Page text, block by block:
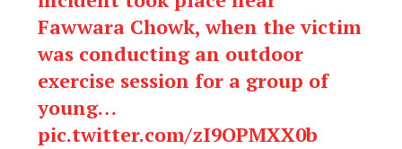
Fawwara Chowk, when the victim
was conducting an outdoor
exercise session for a group of
young…
pic.twitter.com/zI9OPMXX0b